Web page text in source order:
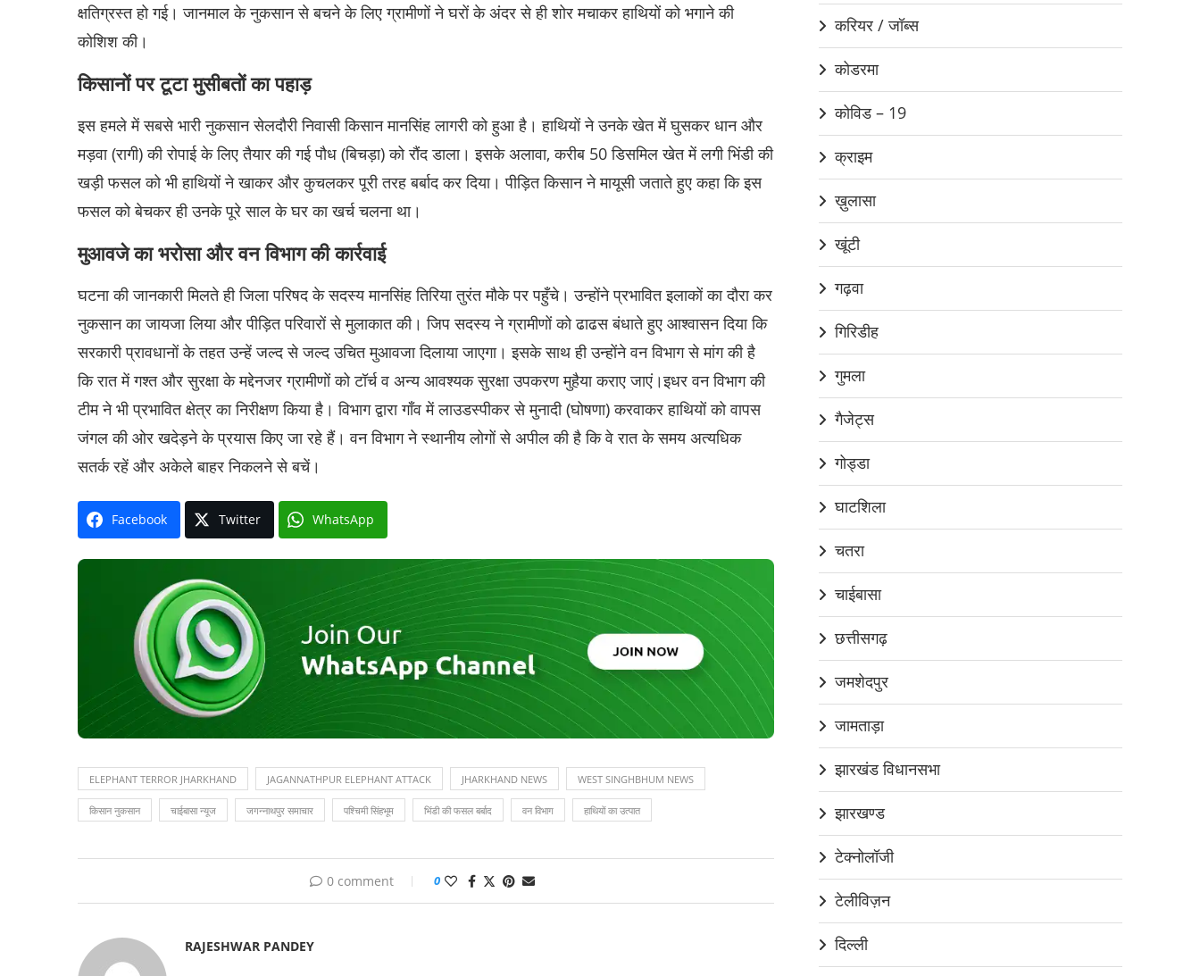
क्षतिग्रस्त हो गई। जानमाल के नुकसान से बचने के लिए ग्रामीणों ने घरों के अंदर से ही शोर मचाकर हाथियों को भगाने की
कोशिश की।
किसानों पर टूटा मुसीबतों का पहाड़
इस हमले में सबसे भारी नुकसान सेलदौरी निवासी किसान मानसिंह लागरी को हुआ है। हाथियों ने उनके खेत में घुसकर धान और
मड़वा (रागी) की रोपाई के लिए तैयार की गई पौध (बिचड़ा) को रौंद डाला। इसके अलावा, करीब 50 डिसमिल खेत में लगी भिंडी की
खड़ी फसल को भी हाथियों ने खाकर और कुचलकर पूरी तरह बर्बाद कर दिया। पीड़ित किसान ने मायूसी जताते हुए कहा कि इस
फसल को बेचकर ही उनके पूरे साल के घर का खर्च चलना था।
मुआवजे का भरोसा और वन विभाग की कार्रवाई
घटना की जानकारी मिलते ही जिला परिषद के सदस्य मानसिंह तिरिया तुरंत मौके पर पहुँचे। उन्होंने प्रभावित इलाकों का दौरा कर
नुकसान का जायजा लिया और पीड़ित परिवारों से मुलाकात की। जिप सदस्य ने ग्रामीणों को ढाढस बंधाते हुए आश्वासन दिया कि
सरकारी प्रावधानों के तहत उन्हें जल्द से जल्द उचित मुआवजा दिलाया जाएगा। इसके साथ ही उन्होंने वन विभाग से मांग की है
कि रात में गश्त और सुरक्षा के मद्देनजर ग्रामीणों को टॉर्च व अन्य आवश्यक सुरक्षा उपकरण मुहैया कराए जाएं।इधर वन विभाग की
टीम ने भी प्रभावित क्षेत्र का निरीक्षण किया है। विभाग द्वारा गाँव में लाउडस्पीकर से मुनादी (घोषणा) करवाकर हाथियों को वापस
जंगल की ओर खदेड़ने के प्रयास किए जा रहे हैं। वन विभाग ने स्थानीय लोगों से अपील की है कि वे रात के समय अत्यधिक
सतर्क रहें और अकेले बाहर निकलने से बचें।
Facebook Twitter WhatsApp
ELEPHANT TERROR JHARKHAND JAGANNATHPUR ELEPHANT ATTACK JHARKHAND NEWS WEST SINGHBHUM NEWS
किसान नुकसान चाईबासा न्यूज जगन्नाथपुर समाचार पश्चिमी सिंहभूम भिंडी की फसल बर्बाद वन विभाग हाथियों का उत्पात
0 comment 0
RAJESHWAR PANDEY
करियर / जॉब्स
कोडरमा
कोविड – 19
क्राइम
ख़ुलासा
खूंटी
गढ़वा
गिरिडीह
गुमला
गैजेट्स
गोड्डा
घाटशिला
चतरा
चाईबासा
छत्तीसगढ़
जमशेदपुर
जामताड़ा
झारखंड विधानसभा
झारखण्ड
टेक्नोलॉजी
टेलीविज़न
दिल्ली